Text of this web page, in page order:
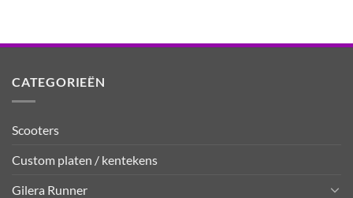
CATEGORIEËN
Scooters
Custom platen / kentekens
Gilera Runner